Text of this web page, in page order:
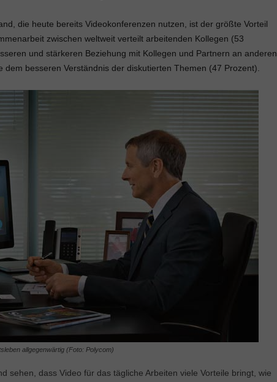
die heute bereits Videokonferenzen nutzen, ist der größte Vorteil
zwischen weltweit verteilt arbeitenden Kollegen (53
und stärkeren Beziehung mit Kollegen und Partnern an anderen
dem besseren Verständnis der diskutierten Themen (47 Prozent).
allgegenwärtig (Foto: Polycom)
sehen, dass Video für das tägliche Arbeiten viele Vorteile bringt, wie